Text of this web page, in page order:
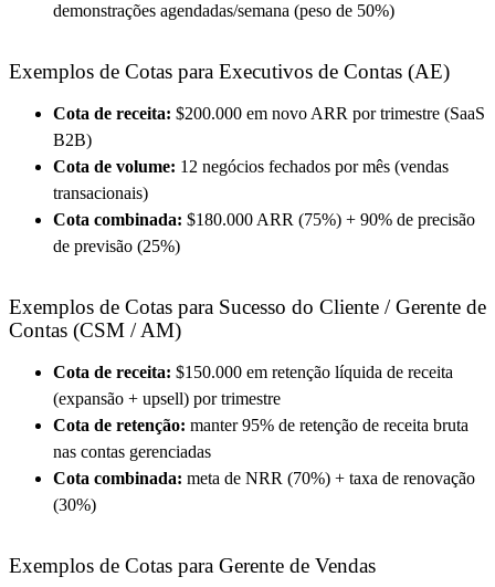
demonstrações agendadas/semana (peso de 50%)
Exemplos de Cotas para Executivos de Contas (AE)
Cota de receita: $200.000 em novo ARR por trimestre (SaaS
B2B)
Cota de volume: 12 negócios fechados por mês (vendas
transacionais)
Cota combinada: $180.000 ARR (75%) + 90% de precisão
de previsão (25%)
Exemplos de Cotas para Sucesso do Cliente / Gerente de
Contas (CSM / AM)
Cota de receita: $150.000 em retenção líquida de receita
(expansão + upsell) por trimestre
Cota de retenção: manter 95% de retenção de receita bruta
nas contas gerenciadas
Cota combinada: meta de NRR (70%) + taxa de renovação
(30%)
Exemplos de Cotas para Gerente de Vendas